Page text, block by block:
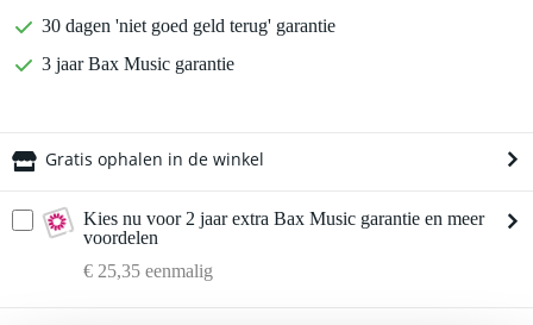
30 dagen 'niet goed geld terug' garantie
3 jaar Bax Music garantie
Gratis ophalen in de winkel
Kies nu voor 2 jaar extra Bax Music garantie en meer
voordelen
€ 25,35 eenmalig